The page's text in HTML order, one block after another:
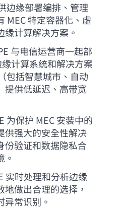
边缘部署编排、管理
MEC 特定容器化、虚
计算解决方案。
与电信运营商一起部
计算系统和解决方案
包括智慧城市、自动
提供低延迟、高带宽
为保护 MEC 安装中的
供强大的安全性解决
份验证和数据隐私合
实时处理和分析边缘
做出合理的选择，
常识别。